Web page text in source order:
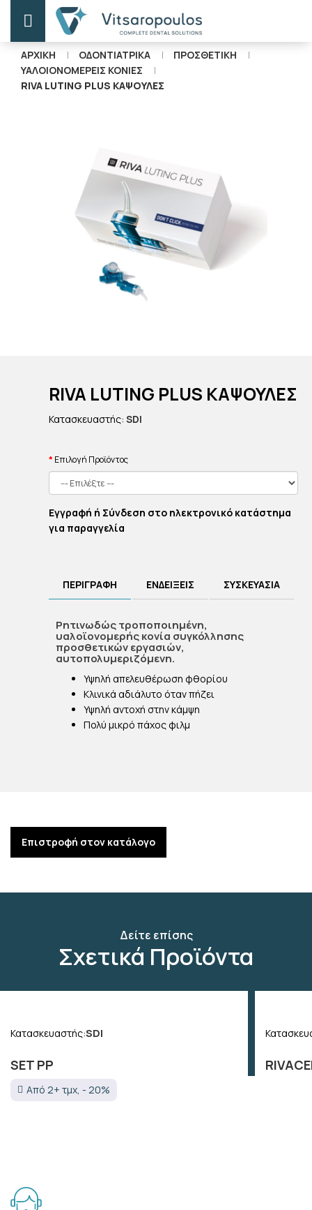
ΑΡΧΙΚΗ ΟΔΟΝΤΙΑΤΡΙΚΑ
ΠΡΟΣΘΕΤΙΚΗ
ΥΑΛΟΙΟΝΟΜΕΡΕΙΣ ΚΟΝΙΕΣ
RIVA LUTING PLUS ΚΑΨΟΥΛΕΣ
RIVA LUTING PLUS ΚΑΨΟΥΛΕΣ
Κατασκευαστής: SDI
Επιλογή Προϊόντος
Εγγραφή ή Σύνδεση στο ηλεκτρονικό κατάστημα
για παραγγελία
ΠΕΡΙΓΡΑΦΗ ΕΝΔΕΙΞΕΙΣ ΣΥΣΚΕΥΑΣΙΑ
Ρητινωδώς τροποποιημένη,
υαλοϊονομερής κονία συγκόλλησης
προσθετικών εργασιών,
αυτοπολυμεριζόμενη.
Υψηλή απελευθέρωση φθορίου
Κλινικά αδιάλυτο όταν πήζει
Υψηλή αντοχή στην κάμψη
Πολύ μικρό πάχος φιλμ
Επιστροφή στον κατάλογο
Δείτε επίσης
Σχετικά Προϊόντα
SET PP
Κατασκευαστής:SDI
Από 2+ τμχ, - 20%